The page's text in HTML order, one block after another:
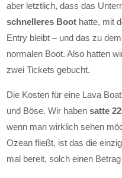
aber letztlich, dass das
schnelleres Boot hatte, mit
Entry bleibt – und das zu
normalen Boot. Also hatten
zwei Tickets gebucht.
Die Kosten für eine Lava
und Böse. Wir habensatte
wenn man wirklich sehen
Ozean fließt, ist das die
mal bereit, solch einen